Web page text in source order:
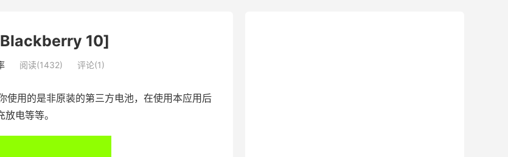
10]
阅读(1432) 评论(1)
使用的是非原装的第三方电池，在使用本应用后
电等等。